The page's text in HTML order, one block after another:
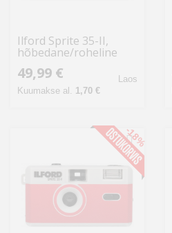
Ilford Sprite 35-II,
hõbedane/roheline
49,99 €
Kuumakse al. 1,70 €
Laos
-18%